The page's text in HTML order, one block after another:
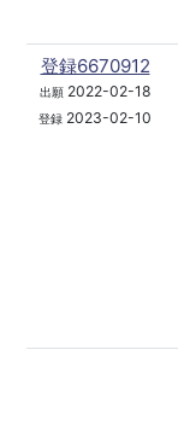
登録6670912
出願2022-02-18
登録 2023-02-10